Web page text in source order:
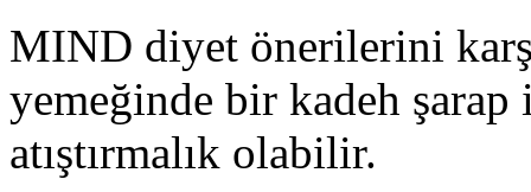
MIND diyet önerilerini
yemeğinde bir kadeh
atıştırmalık olabilir.